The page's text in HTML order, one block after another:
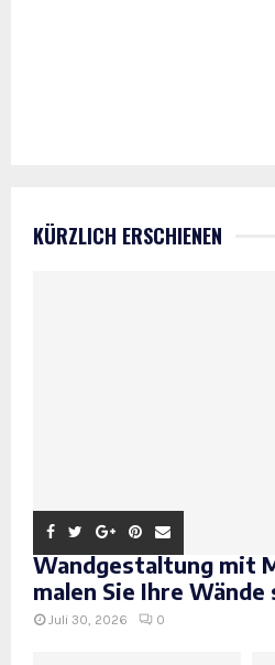
KÜRZLICH ERSCHIENEN
Wandgestaltung mit
malen Sie Ihre
Juli 30, 2026 0